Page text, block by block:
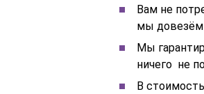
Вам не
мы довезём
Мы
ничего не
В